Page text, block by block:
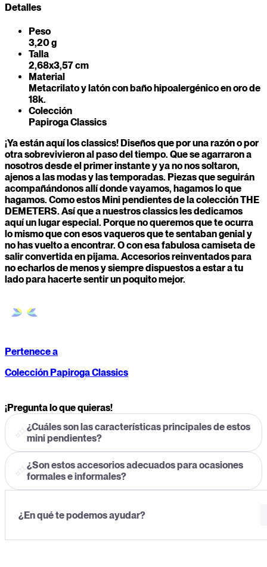
Detalles
Peso
3,20 g
Talla
2,68x3,57 cm
Material
Metacrilato y latón con baño hipoalergénico en oro de
18k.
Colección
Papiroga Classics
¡Ya están aquí los classics! Diseños que por una razón o por
otra sobrevivieron al paso del tiempo. Que se agarraron a
nosotros desde el primer instante y ya no nos soltaron,
ajenos a las modas y las temporadas. Piezas que seguirán
acompañándonos allí donde vayamos, hagamos lo que
hagamos. Como estos Mini pendientes de la colección THE
DEMETERS. Así que a nuestros classics les dedicamos
aquí un lugar especial. Porque no queremos que te ocurra
lo mismo que con esos vaqueros que te sentaban genial y
no has vuelto a encontrar. O con esa fabulosa camiseta de
salir convertida en pijama. Accesorios reinventados para
no echarlos de menos y siempre dispuestos a estar a tu
lado para hacerte sentir un poquito mejor.
Pertenece a
Colección Papiroga Classics
¡Pregunta lo que quieras!
¿Cuáles son las características principales de estos
mini pendientes?
¿Son estos accesorios adecuados para ocasiones
formales e informales?